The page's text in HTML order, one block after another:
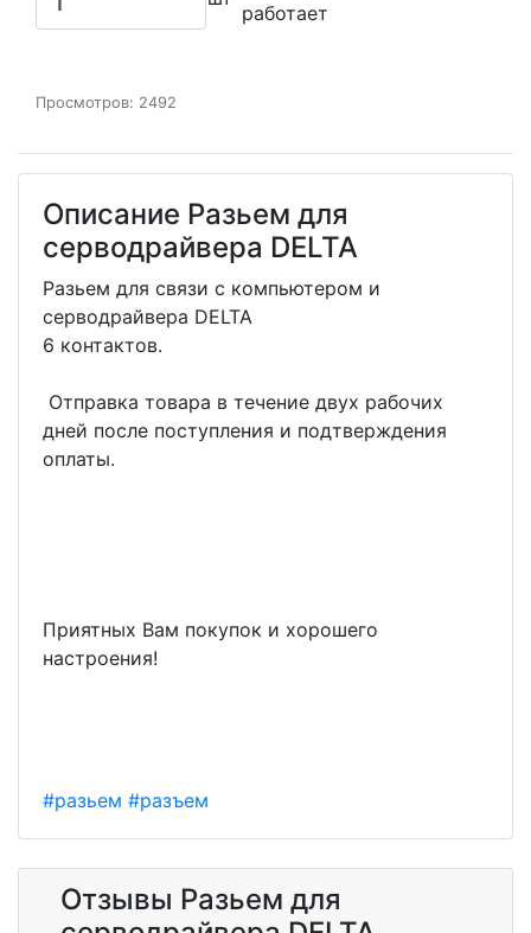
работает
Просмотров: 2492
Описание Разьем для
серводрайвера DELTA
Разьем для связи с компьютером и
серводрайвера DELTA
6 контактов.
Отправка товара в течение двух рабочих
дней после поступления и подтверждения
оплаты.
Приятных Вам покупок и хорошего
настроения!
#разьем #разъем
Отзывы Разьем для